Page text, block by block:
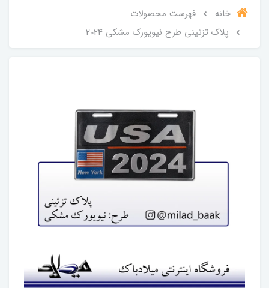
خانه
فهرست محصولات
پلاک تزئینی طرح نیویورک مشکی 2024